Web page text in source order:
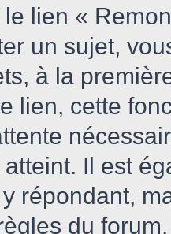
lien «
un sujet,
à la
lien, cette
Il est
répondant,
du forum.